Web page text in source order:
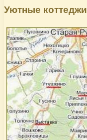
Уютные коттеджи